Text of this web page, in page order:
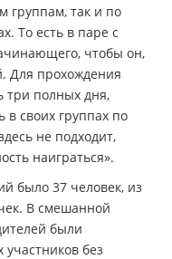
группам, так и по
То есть в паре с
чтобы он,
Для прохождения
три полных дня,
в своих группах по
не подходит,
наиграться».
было 37 человек, из
В смешанной
были
без